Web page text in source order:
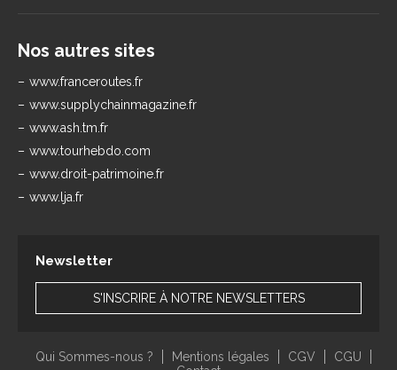
Nos autres sites
www.franceroutes.fr
www.supplychainmagazine.fr
www.ash.tm.fr
www.tourhebdo.com
www.droit-patrimoine.fr
www.lja.fr
Newsletter
S'INSCRIRE À NOTRE NEWSLETTERS
Qui Sommes-nous ? Mentions légales CGV
CGU